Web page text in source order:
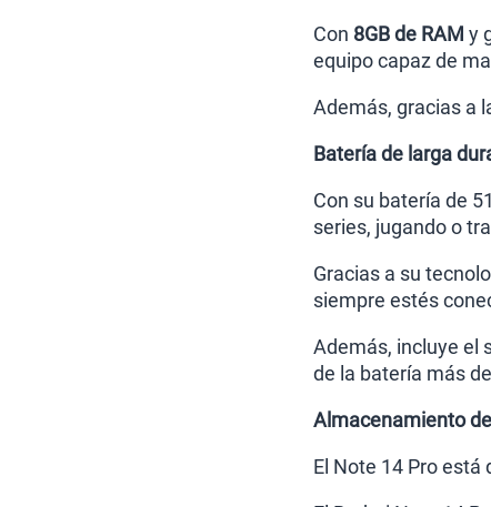
Con 8GB de RAM y
equipo capaz de
Además, gracias a
Batería de larga
Con su batería de
series, jugando o
Gracias a su
siempre estés
Además, incluye el
de la batería más
Almacenamiento
El Note 14 Pro está